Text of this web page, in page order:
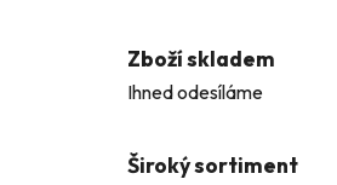
Zboží skladem
Ihned odesíláme
Široký sortiment